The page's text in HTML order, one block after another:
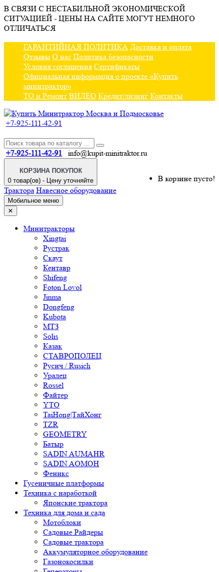
В СВЯЗИ С НЕСТАБИЛЬНОЙ ЭКОНОМИЧЕСКОЙ
СИТУАЦИЕЙ - ЦЕНЫ НА САЙТЕ МОГУТ НЕМНОГО
ОТЛИЧАТЬСЯ
ГАРАНТИЙНАЯ ПОЛИТИКА Доставка и оплата
Отзывы О нас Политика безопасности
Условия соглашения Сертификаты
Официальная информация о проекте «Купить
минитрактор»
ТО и Ремонт ВИДЕО Кредит/лизинг Контакты
+7-925-111-42-91
+7-925-111-42-91 info@kupit-minitraktor.ru
КОРЗИНА ПОКУПОК
0 товар(ов) - Цену уточняйте
В корзине пусто!
Трактора Навесное оборудование
Мобильное меню
✕
Минитракторы
Xingtai
Рустрак
Скаут
Кентавр
Shifeng
Foton Lovol
Jinma
Dongfeng
Kubota
МТЗ
Solis
Казак
СТАВРОПОЛЕЦ
Русич / Rusich
Уралец
Rossel
Файтер
YTO
TaiHong|ТайХонг
TZR
GEOMETRY
Батыр
SADIN AUMAHR
SADIN AOMOH
Феникс
Гусеничные платформы
Техника с наработкой
Японские трактора
Техника для дома и сада
Мотоблоки
Садовые Райдеры
Садовые трактора
Аккумуляторное оборудование
Газонокосилки